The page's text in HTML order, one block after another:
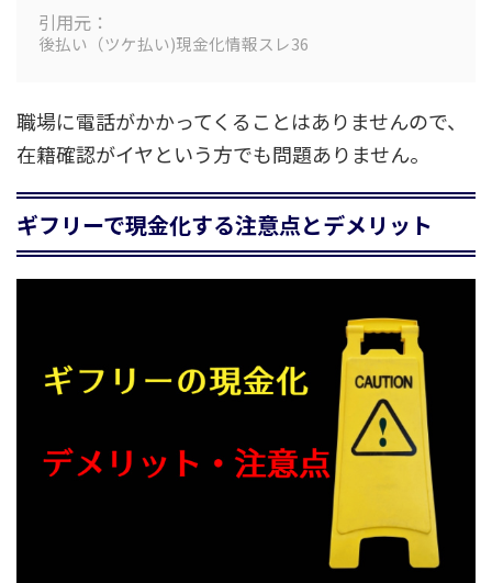
引用元：
後払い（ツケ払い)現金化情報スレ36
職場に電話がかかってくることはありませんので、
在籍確認がイヤという方でも問題ありません。
ギフリーで現金化する注意点とデメリット